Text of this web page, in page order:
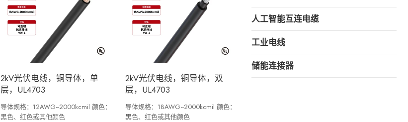
2kV光伏电线，铜导体，单
层，UL4703
导体规格：12AWG~2000kcmil 颜色：
黑色、红色或其他颜色
2kV光伏电线，铜导体，双
层，UL4703
导体规格：18AWG~2000kcmil 颜色：
黑色、红色或其他颜色
人工智能互连电缆
工业电线
储能连接器